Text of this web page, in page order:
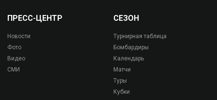
ПРЕСС-ЦЕНТР
Новости
Фото
Видео
СМИ
СЕЗОН
Турнирная таблица
Бомбардиры
Календарь
Матчи
Туры
Кубки